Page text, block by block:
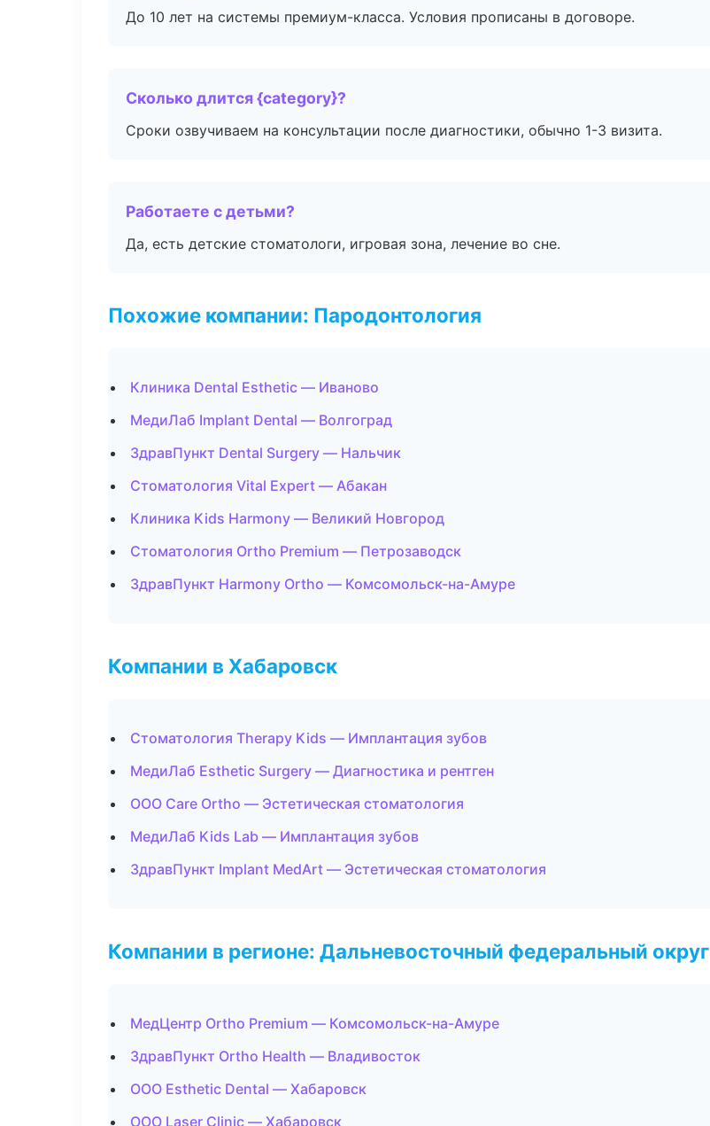
До 10 лет на системы премиум-класса. Условия прописаны в договоре.
Сколько длится {category}?
Сроки озвучиваем на консультации после диагностики, обычно 1-3 визита.
Работаете с детьми?
Да, есть детские стоматологи, игровая зона, лечение во сне.
Похожие компании: Пародонтология
Клиника Dental Esthetic — Иваново
МедиЛаб Implant Dental — Волгоград
ЗдравПункт Dental Surgery — Нальчик
Стоматология Vital Expert — Абакан
Клиника Kids Harmony — Великий Новгород
Стоматология Ortho Premium — Петрозаводск
ЗдравПункт Harmony Ortho — Комсомольск-на-Амуре
Компании в Хабаровск
Стоматология Therapy Kids — Имплантация зубов
МедиЛаб Esthetic Surgery — Диагностика и рентген
ООО Care Ortho — Эстетическая стоматология
МедиЛаб Kids Lab — Имплантация зубов
ЗдравПункт Implant MedArt — Эстетическая стоматология
Компании в регионе: Дальневосточный федеральный округ
МедЦентр Ortho Premium — Комсомольск-на-Амуре
ЗдравПункт Ortho Health — Владивосток
ООО Esthetic Dental — Хабаровск
ООО Laser Clinic — Хабаровск